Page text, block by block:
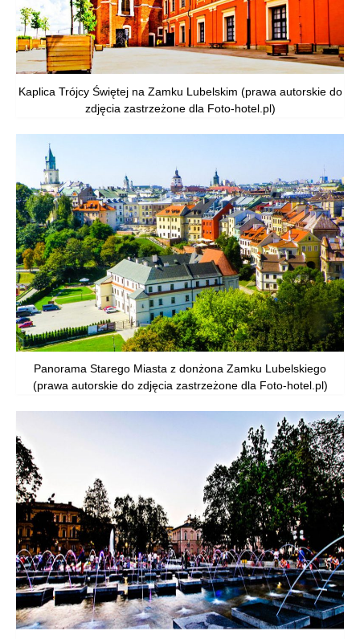
Kaplica Trójcy Świętej na Zamku Lubelskim (prawa autorskie do
zdjęcia zastrzeżone dla Foto-hotel.pl)
Panorama Starego Miasta z donżona Zamku Lubelskiego
(prawa autorskie do zdjęcia zastrzeżone dla Foto-hotel.pl)